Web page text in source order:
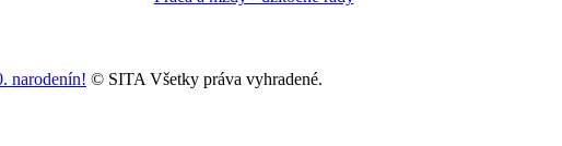
narodenín! © SITA Všetky práva vyhradené.